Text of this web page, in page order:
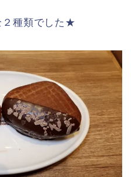
デントッピングをふり
和栗入りのホイップ
さんにとってはたまら